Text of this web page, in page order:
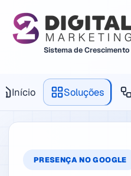
Sistema de Crescimento
Início Soluções
PRESENÇA NO GOOGLE